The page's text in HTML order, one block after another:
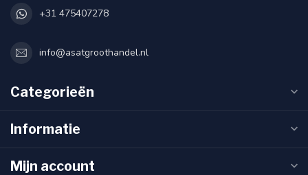
+31 475407278
info@asatgroothandel.nl
Categorieën
Informatie
Mijn account